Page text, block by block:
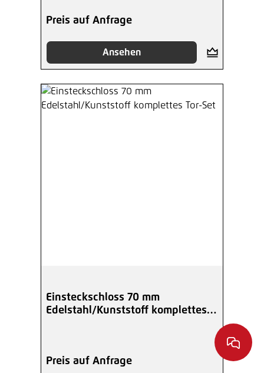
Preis auf Anfrage
Ansehen
Einsteckschloss 70 mm
Edelstahl/Kunststoff komplettes
Preis auf Anfrage